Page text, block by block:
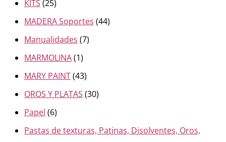
KITS (25)
MADERA Soportes (44)
Manualidades (7)
MARMOLINA(1)
MARY PAINT(43)
OROS Y PLATAS (30)
Papel (6)
Pastas de texturas, Patinas, Disolventes, Oros,